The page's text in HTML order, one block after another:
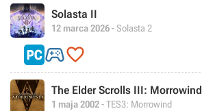
Solasta II
12 marca 2026- Solasta 2

The Elder Scrolls III: Morrowind
1 maja 2002- TES3: Morrowind